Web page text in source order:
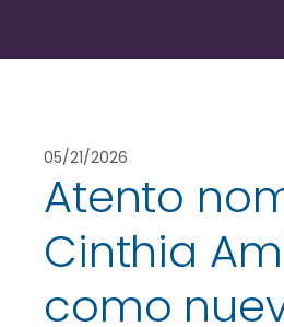
05/21/2026
Atento
Cinthia
como